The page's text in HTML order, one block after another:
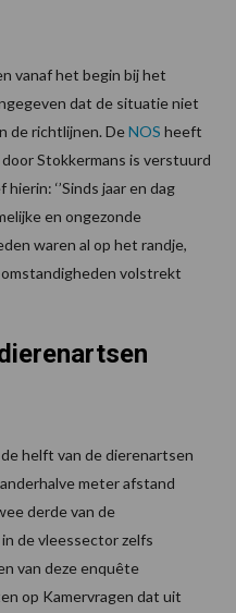
vanaf het begin bij het
dat de situatie niet
de richtlijnen. DeNOS heeft
Stokkermans is verstuurd
‘’Sinds jaar en dag
en ongezonde
waren al op het randje,
volstrekt
helft van de dierenartsen
meter afstand
derde van de
de vleessector zelfs
van deze enquête
op Kamervragen dat uit